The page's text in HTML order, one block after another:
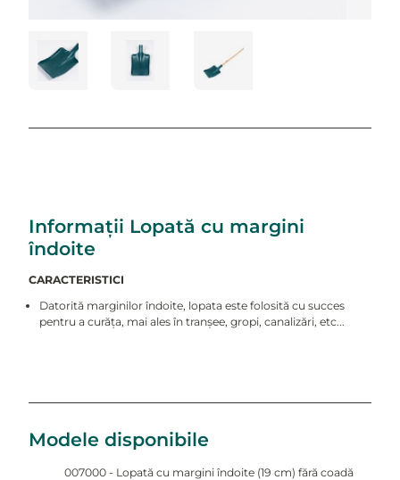
Informații Lopată cu margini
îndoite
CARACTERISTICI
Datorită marginilor îndoite, lopata este folosită cu succes
pentru a curăța, mai ales în tranșee, gropi, canalizări, etc...
Modele disponibile
007000 - Lopată cu margini îndoite (19 cm) fără coadă